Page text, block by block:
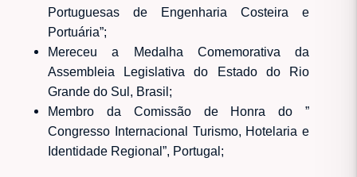
Portuguesas de Engenharia Costeira e
Portuária”;
Mereceu a Medalha Comemorativa da
Assembleia Legislativa do Estado do Rio
Grande do Sul, Brasil;
Membro da Comissão de Honra do ”
Congresso Internacional Turismo, Hotelaria e
Identidade Regional”, Portugal;